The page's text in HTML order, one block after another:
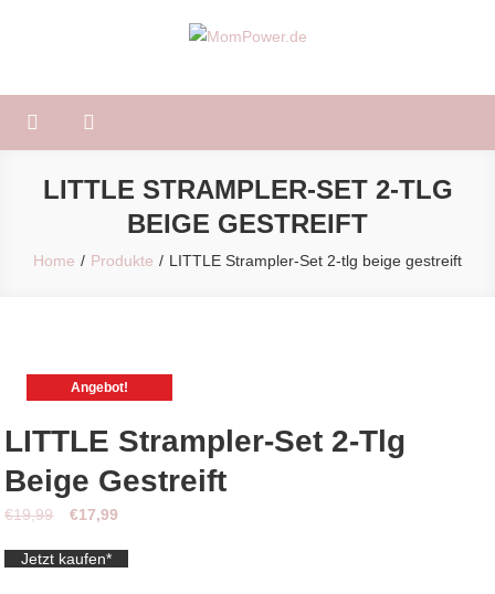
LITTLE STRAMPLER-SET 2-TLG
BEIGE GESTREIFT
Home Produkte LITTLE Strampler-Set 2-tlg beige gestreift
Angebot!
LITTLE Strampler-Set 2-Tlg
Beige Gestreift
€19,99
Ursprünglicher
war:
€17,99
ist:
Jetzt kaufen*